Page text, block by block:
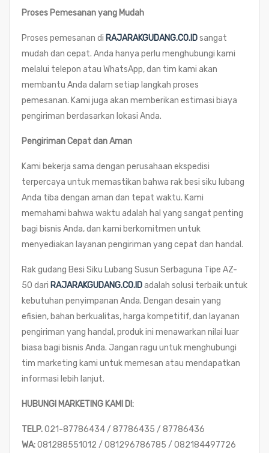
Proses Pemesanan yang Mudah
Proses pemesanan di RAJARAKGUDANG.CO.IDsangat
mudah dan cepat. Anda hanya perlu menghubungi kami
melalui telepon atau WhatsApp, dan tim kami akan
membantu Anda dalam setiap langkah proses
pemesanan. Kami juga akan memberikan estimasi biaya
pengiriman berdasarkan lokasi Anda.
Pengiriman Cepat dan Aman
Kami bekerja sama dengan perusahaan ekspedisi
terpercaya untuk memastikan bahwa rak besi siku lubang
Anda tiba dengan aman dan tepat waktu. Kami
memahami bahwa waktu adalah hal yang sangat penting
bagi bisnis Anda, dan kami berkomitmen untuk
menyediakan layanan pengiriman yang cepat dan handal.
Rak gudang Besi Siku Lubang Susun Serbaguna Tipe AZ-
50 dari RAJARAKGUDANG.CO.IDadalah solusi terbaik untuk
kebutuhan penyimpanan Anda. Dengan desain yang
efisien, bahan berkualitas, harga kompetitif, dan layanan
pengiriman yang handal, produk ini menawarkan nilai luar
biasa bagi bisnis Anda. Jangan ragu untuk menghubungi
tim marketing kami untuk memesan atau mendapatkan
informasi lebih lanjut.
HUBUNGI MARKETING KAMI DI:
TELP.021-87786434 / 87786435 / 87786436
WA:081288551012 / 081296786785 / 082184497726